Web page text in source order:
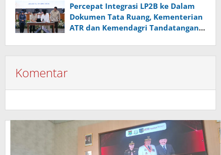
Percepat Integrasi LP2B ke Dalam
Dokumen Tata Ruang, Kementerian
ATR dan Kemendagri Tandatangan
Komentar